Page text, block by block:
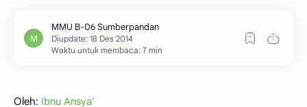
Waktu untuk membaca: 7 min
Oleh: Ibnu Ansya'